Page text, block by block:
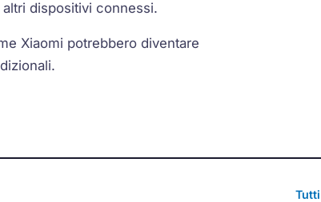
dispositivi connessi.
Xiaomi potrebbero diventare